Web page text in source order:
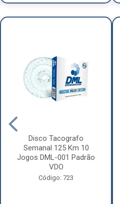
Disco Tacografo
Semanal 125 Km 10
Jogos DML-001 Padrão
VDO
Código: 723